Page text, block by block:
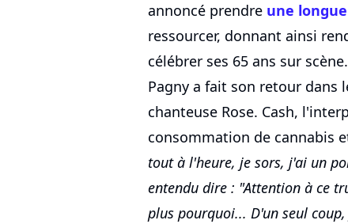
annoncé prendre une
ressourcer, donnant ainsi
célébrer ses 65 ans sur
Pagny a fait son retour dans
chanteuse Rose. Cash,
consommation de cannabis
tout à l'heure, je sors, j'ai un
entendu dire : "Attention à ce
plus pourquoi... D'un seul